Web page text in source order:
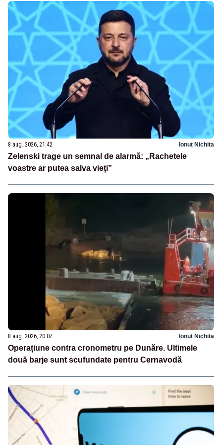
8 aug. 2026, 21:42 Ionuț Nichita
Zelenski trage un semnal de alarmă: „Rachetele
voastre ar putea salva vieți”
8 aug. 2026, 20:07 Ionuț Nichita
Operațiune contra cronometru pe Dunăre. Ultimele
două barje sunt scufundate pentru Cernavodă